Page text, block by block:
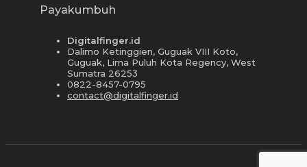
Payakumbuh
Digitalfinger.id
Dalimo Ketinggien, Guguak VIII Koto,
Guguak, Lima Puluh Kota Regency, West
Sumatra 26253
0822-8457-0795
contact@digitalfinger.id